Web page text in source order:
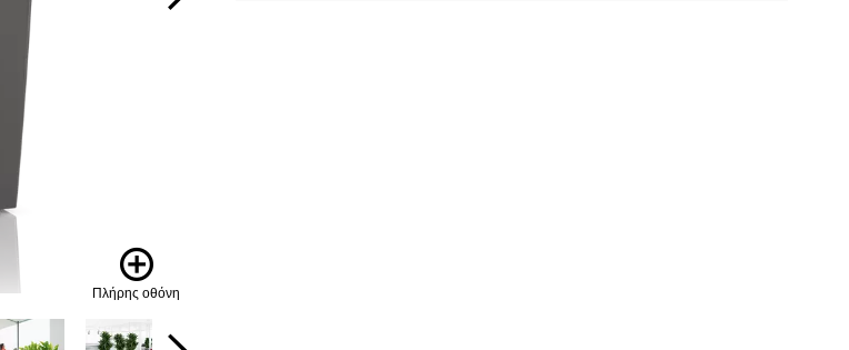
Πλήρης οθόνη